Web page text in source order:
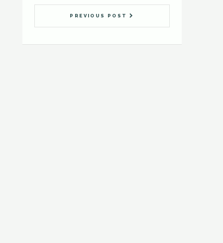
PREVIOUS POST